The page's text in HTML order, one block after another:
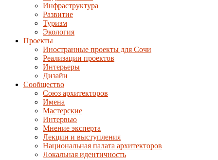
Инфраструктура
Развитие
Туризм
Экология
Проекты
Иностранные проекты для Сочи
Реализации проектов
Интерьеры
Дизайн
Сообщество
Союз архитекторов
Имена
Мастерские
Интервью
Мнение эксперта
Лекции и выступления
Национальная палата архитекторов
Локальная идентичность